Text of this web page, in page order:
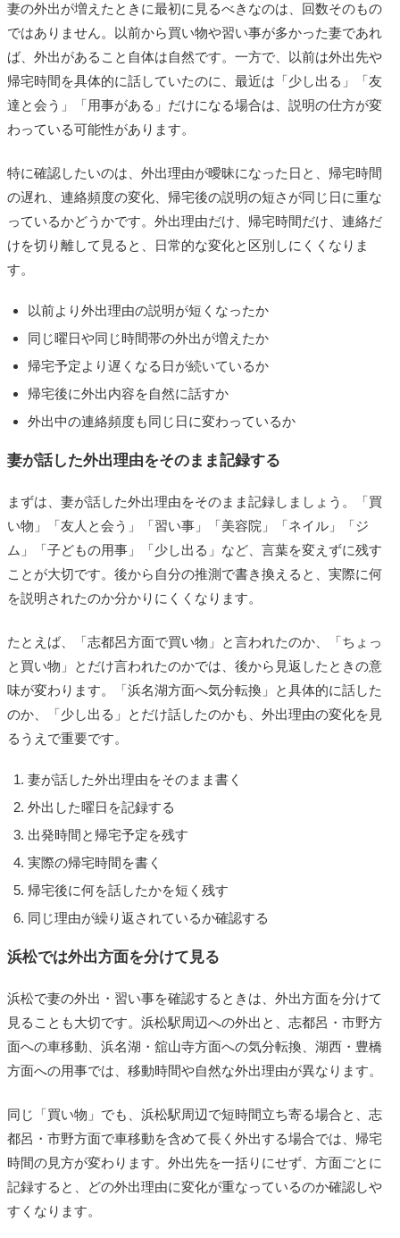
妻の外出が増えたときに最初に見るべきなのは、回数そのもの
ではありません。以前から買い物や習い事が多かった妻であれ
ば、外出があること自体は自然です。一方で、以前は外出先や
帰宅時間を具体的に話していたのに、最近は「少し出る」「友
達と会う」「用事がある」だけになる場合は、説明の仕方が変
わっている可能性があります。
特に確認したいのは、外出理由が曖昧になった日と、帰宅時間
の遅れ、連絡頻度の変化、帰宅後の説明の短さが同じ日に重な
っているかどうかです。外出理由だけ、帰宅時間だけ、連絡だ
けを切り離して見ると、日常的な変化と区別しにくくなりま
す。
以前より外出理由の説明が短くなったか
同じ曜日や同じ時間帯の外出が増えたか
帰宅予定より遅くなる日が続いているか
帰宅後に外出内容を自然に話すか
外出中の連絡頻度も同じ日に変わっているか
妻が話した外出理由をそのまま記録する
まずは、妻が話した外出理由をそのまま記録しましょう。「買
い物」「友人と会う」「習い事」「美容院」「ネイル」「ジ
ム」「子どもの用事」「少し出る」など、言葉を変えずに残す
ことが大切です。後から自分の推測で書き換えると、実際に何
を説明されたのか分かりにくくなります。
たとえば、「志都呂方面で買い物」と言われたのか、「ちょっ
と買い物」とだけ言われたのかでは、後から見返したときの意
味が変わります。「浜名湖方面へ気分転換」と具体的に話した
のか、「少し出る」とだけ話したのかも、外出理由の変化を見
るうえで重要です。
妻が話した外出理由をそのまま書く
外出した曜日を記録する
出発時間と帰宅予定を残す
実際の帰宅時間を書く
帰宅後に何を話したかを短く残す
同じ理由が繰り返されているか確認する
浜松では外出方面を分けて見る
浜松で妻の外出・習い事を確認するときは、外出方面を分けて
見ることも大切です。浜松駅周辺への外出と、志都呂・市野方
面への車移動、浜名湖・舘山寺方面への気分転換、湖西・豊橋
方面への用事では、移動時間や自然な外出理由が異なります。
同じ「買い物」でも、浜松駅周辺で短時間立ち寄る場合と、志
都呂・市野方面で車移動を含めて長く外出する場合では、帰宅
時間の見方が変わります。外出先を一括りにせず、方面ごとに
記録すると、どの外出理由に変化が重なっているのか確認しや
すくなります。